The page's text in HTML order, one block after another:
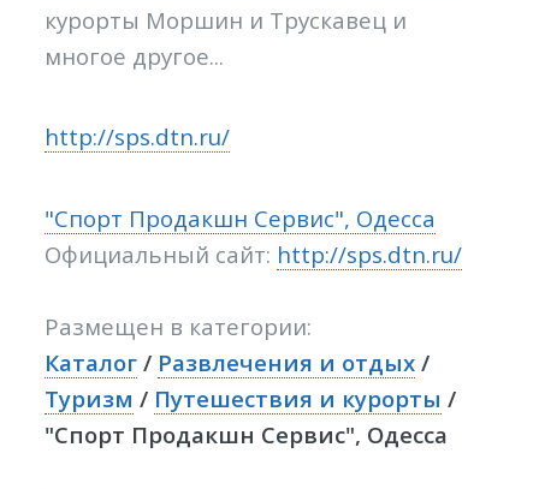
курорты Моршин и Трускавец и
многое другое...
http://sps.dtn.ru/
"Спорт Продакшн Сервис", Одесса
Официальный сайт: http://sps.dtn.ru/
Размещен в категории:
Каталог / Развлечения и отдых /
Туризм / Путешествия и курорты /
"Спорт Продакшн Сервис", Одесса